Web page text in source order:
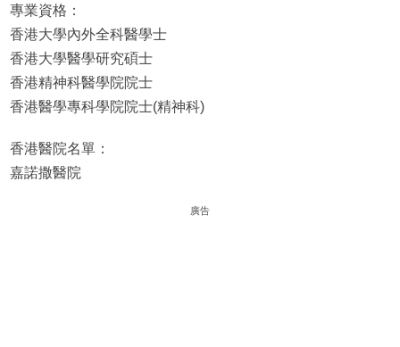
專業資格：
香港大學內外全科醫學士
香港大學醫學研究碩士
香港精神科醫學院院士
香港醫學專科學院院士(精神科)
香港醫院名單：
嘉諾撒醫院
廣告